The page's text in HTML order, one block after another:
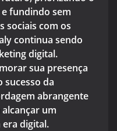
fundindo sem
sociais com os
continua sendo
digital.
sua presença
sucesso da
abrangente
alcançar um
digital.